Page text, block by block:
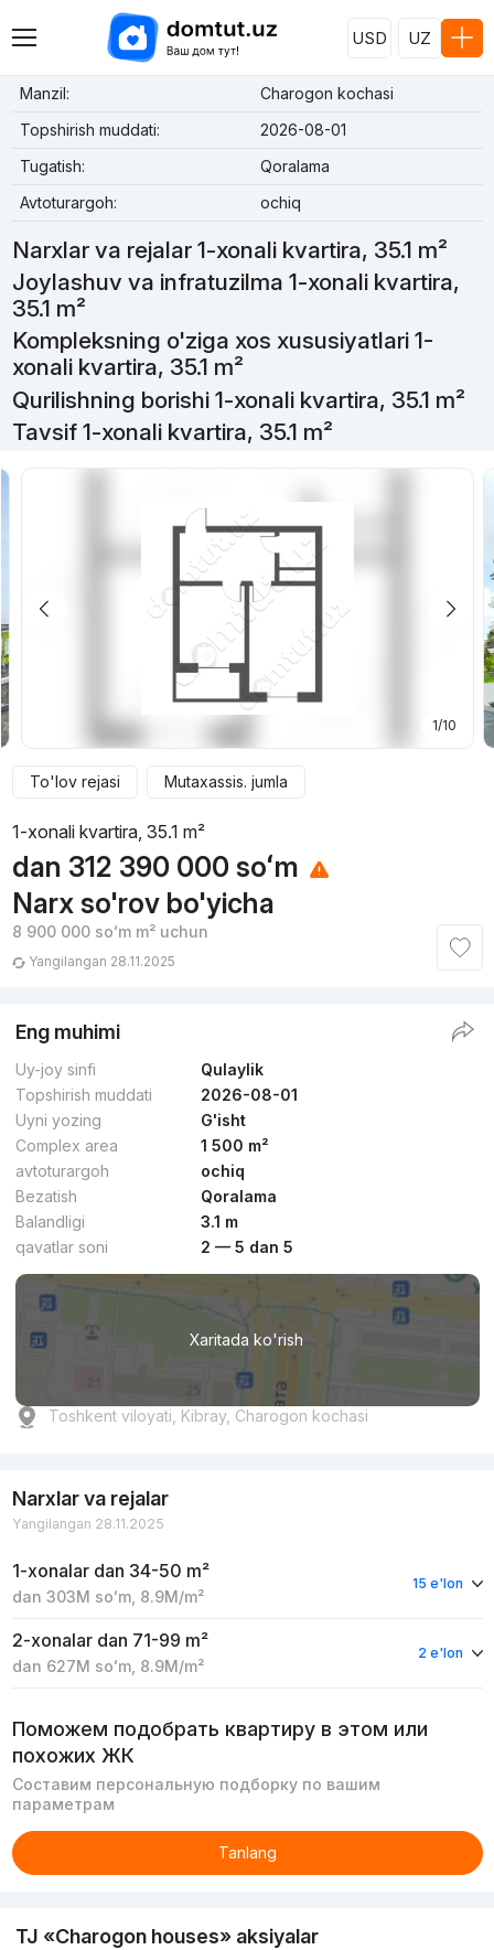
USD UZ
Manzil:
Charogon kochasi
Topshirish muddati:
2026-08-01
Tugatish:
Qoralama
Avtoturargoh:
ochiq
Narxlar va rejalar 1-xonali kvartira, 35.1 m²
Joylashuv va infratuzilma 1-xonali kvartira,
35.1 m²
Kompleksning o'ziga xos xususiyatlari 1-
xonali kvartira, 35.1 m²
Qurilishning borishi 1-xonali kvartira, 35.1 m²
Tavsif 1-xonali kvartira, 35.1 m²
1/10
To'lov rejasi Mutaxassis. jumla
1-xonali kvartira, 35.1 m²
dan 312 390 000 soʻm
Narx so'rov bo'yicha
8 900 000 soʻmm² uchun
Yangilangan 28.11.2025
Eng muhimi
Uy-joy sinfi
Qulaylik
Topshirish muddati
2026-08-01
Uyni yozing
G'isht
Complex area
1 500 m²
avtoturargoh
ochiq
Bezatish
Qoralama
Balandligi
3.1 m
qavatlar soni
2 — 5 dan 5
Xaritada ko'rish
Toshkent viloyati, Kibray, Charogon kochasi
Narxlar va rejalar
Yangilangan 28.11.2025
1-xonalar dan 34-50 m²
dan 303M soʻm, 8.9M/m²
15 e'lon
2-xonalar dan 71-99 m²
dan 627M soʻm, 8.9M/m²
2 e'lon
Поможем подобрать квартиру в этом или
похожих ЖК
Составим персональную подборку по вашим
параметрам
Tanlang
TJ «Charogon houses» aksiyalar